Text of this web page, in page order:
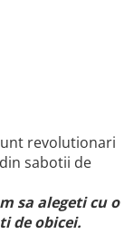
revolutionari
sabotii de
sa alegeti cu o
de obicei.